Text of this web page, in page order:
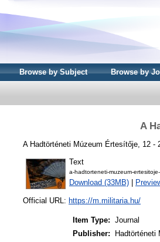
Browse by Subject Browse by
A
A Hadtörténeti Múzeum Értesítője, 12 -
Text
a-hadtorteneti-muzeum-
Download (33MB)
Official URL: https://m.militaria.hu/
Item Type: Journal
Publisher:
Hadtörténeti